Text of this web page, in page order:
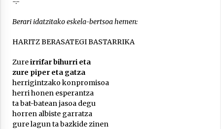
Berari idatzitako eskela-bertsoa hemen:
HARITZ BERASATEGI BASTARRIKA
Zureirrifar bihurri eta
zure piper eta gatza
herrigintzako konpromisoa
herri honen esperantza
ta bat-batean jasoa degu
horren albiste garratza
gure lagun ta bazkide zinen